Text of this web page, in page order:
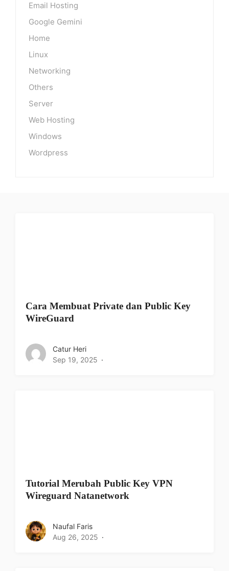
Email Hosting
Google Gemini
Home
Linux
Networking
Others
Server
Web Hosting
Windows
Wordpress
Cara Membuat Private dan Public Key
WireGuard
Catur Heri
Sep 19, 2025
Tutorial Merubah Public Key VPN
Wireguard Natanetwork
Naufal Faris
Aug 26, 2025